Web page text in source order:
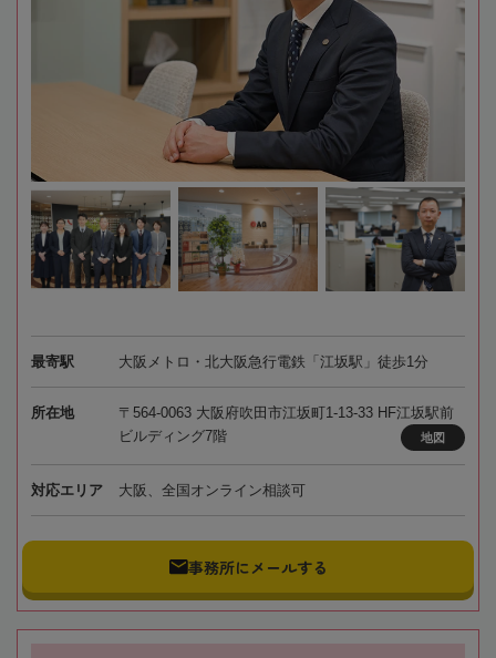
最寄駅 大阪メトロ・北大阪急行電鉄「江坂駅」徒歩1分
所在地
〒564-0063 大阪府吹田市江坂町1-13-33 HF江坂駅前
ビルディング7階
地図
対応エリア 大阪、全国オンライン相談可
事務所にメールする